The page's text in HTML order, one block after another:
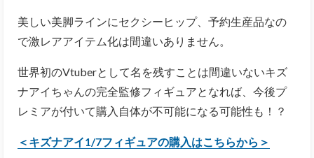
美しい美脚ラインにセクシーヒップ、予約生産品なの
で激レアアイテム化は間違いありません。
世界初のVtuberとして名を残すことは間違いないキズ
ナアイちゃんの完全監修フィギュアとなれば、今後プ
レミアが付いて購入自体が不可能になる可能性も！？
＜キズナアイ1/7フィギュアの購入はこちらから＞